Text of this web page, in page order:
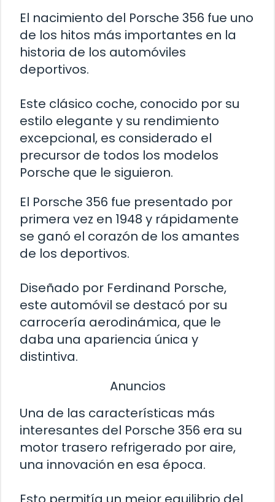
El nacimiento del Porsche 356 fue uno
de los hitos más importantes en la
historia de los automóviles
deportivos.
Este clásico coche, conocido por su
estilo elegante y su rendimiento
excepcional, es considerado el
precursor de todos los modelos
Porsche que le siguieron.
El Porsche 356 fue presentado por
primera vez en 1948 y rápidamente
se ganó el corazón de los amantes
de los deportivos.
Diseñado por Ferdinand Porsche,
este automóvil se destacó por su
carrocería aerodinámica, que le
daba una apariencia única y
distintiva.
Anuncios
Una de las características más
interesantes del Porsche 356 era su
motor trasero refrigerado por aire,
una innovación en esa época.